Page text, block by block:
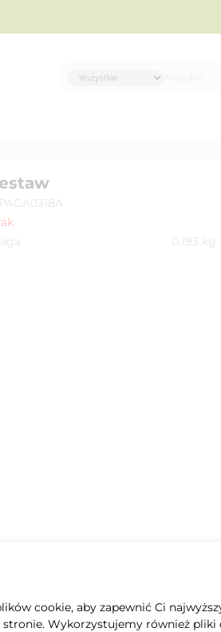
0.193 kg
cookie, aby zapewnić Ci
stronie. Wykorzystujemy również pliki